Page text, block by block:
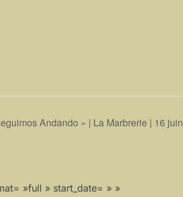
Andando » | La Marbrerie | 16 juin
»full » start_date= » »